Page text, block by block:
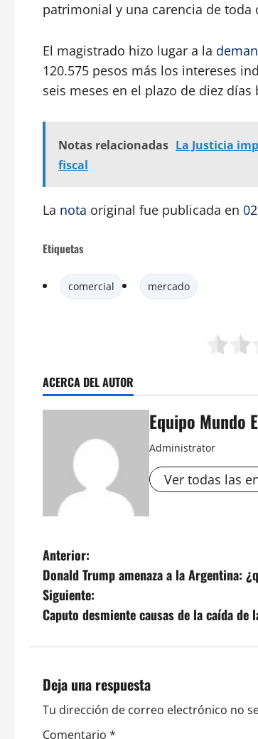
patrimonial y una carencia de toda
El magistrado hizo lugar a la
120.575 pesos más los intereses
seis meses en el plazo de diez
Notas relacionadas La Justicia
fiscal
La nota original fue publicada en
Etiquetas
comercial mercado
ACERCA DEL AUTOR
Equipo Mundo
Administrator
Ver todas las
N
a
v
g
a
Anterior:
Donald Trump amenaza a la Argentina:
Siguiente:
Caputo desmiente causas de la caída
Deja una respuesta
Tu dirección de correo electrónico no
Comentario *